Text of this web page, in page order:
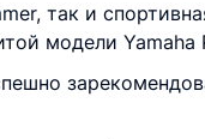
так и
модели Yamaha